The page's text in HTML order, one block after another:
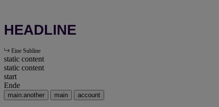
HEADLINE
Eine Subline
static content
static content
start
Ende
main:another main account